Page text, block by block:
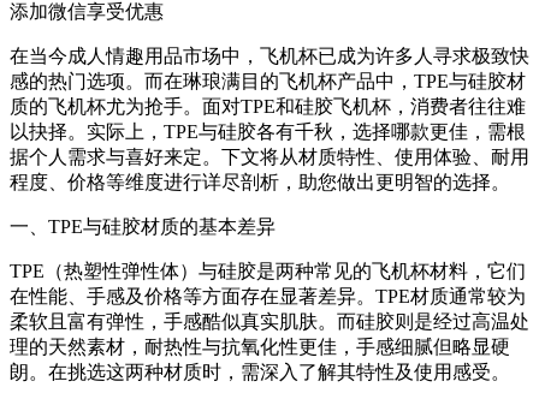
添加微信享受优惠
在当今成人情趣用品市场中，飞机杯已成为许多人寻求极致快
感的热门选项。而在琳琅满目的飞机杯产品中，TPE与硅胶材
质的飞机杯尤为抢手。面对TPE和硅胶飞机杯，消费者往往难
以抉择。实际上，TPE与硅胶各有千秋，选择哪款更佳，需根
据个人需求与喜好来定。下文将从材质特性、使用体验、耐用
程度、价格等维度进行详尽剖析，助您做出更明智的选择。
一、TPE与硅胶材质的基本差异
TPE（热塑性弹性体）与硅胶是两种常见的飞机杯材料，它们
在性能、手感及价格等方面存在显著差异。TPE材质通常较为
柔软且富有弹性，手感酷似真实肌肤。而硅胶则是经过高温处
理的天然素材，耐热性与抗氧化性更佳，手感细腻但略显硬
朗。在挑选这两种材质时，需深入了解其特性及使用感受。